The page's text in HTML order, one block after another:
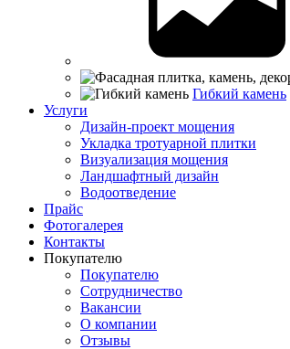
Гибкий камень
Услуги
Дизайн-проект мощения
Укладка тротуарной плитки
Визуализация мощения
Ландшафтный дизайн
Водоотведение
Прайс
Фотогалерея
Контакты
Покупателю
Покупателю
Сотрудничество
Вакансии
О компании
Отзывы